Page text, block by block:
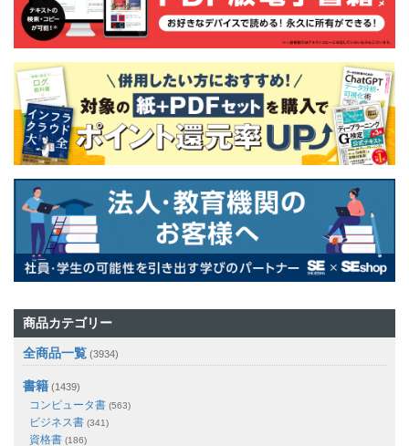
商品カテゴリー
全商品一覧 (3934)
書籍 (1439)
コンピュータ書 (563)
ビジネス書 (341)
資格書 (186)